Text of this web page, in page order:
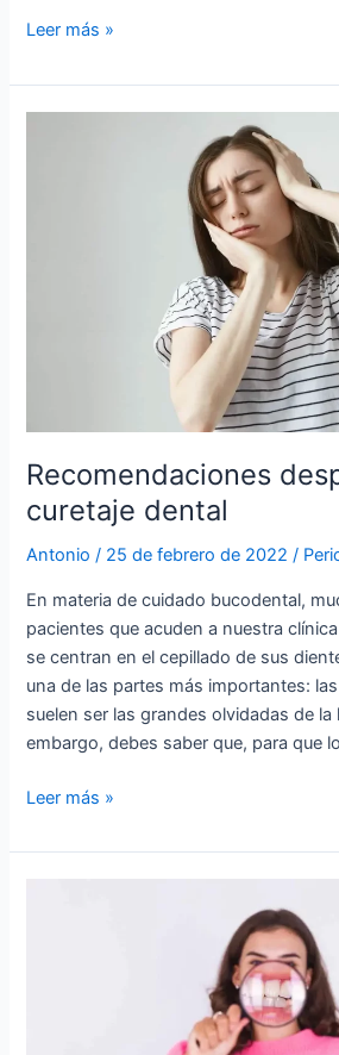
Leer más »
Recomendaciones
curetaje dental
Antonio/ 25 de febrero de 2022/
En materia de cuidado bucodental,
pacientes que acuden a nuestra
se centran en el cepillado de sus
una de las partes más importantes:
suelen ser las grandes olvidadas de la
embargo, debes saber que, para que
Leer más »